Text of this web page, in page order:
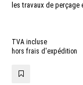
les travaux de
TVA incluse
hors frais d'expédition